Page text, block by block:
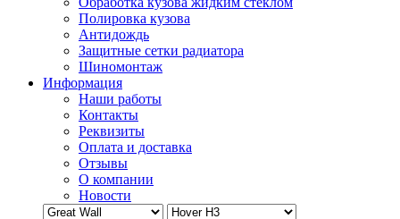
Полировка кузова
Антидождь
Защитные сетки радиатора
Шиномонтаж
Информация
Наши работы
Контакты
Реквизиты
Оплата и доставка
Отзывы
О компании
Новости